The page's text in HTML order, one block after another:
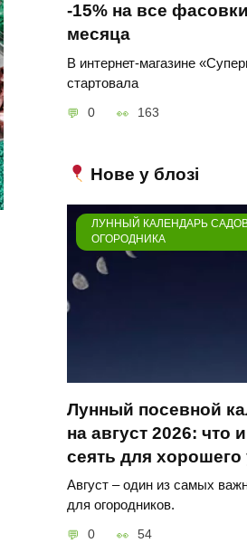
-15% на все
месяца
В интернет-магазине
стартовала
0 163
Нове у блозі
ЛУННЫЙ КАЛЕНДАРЬ
ОГОРОДНИКА
Лунный посевной
на август 2026: что
сеять для хорошего
Август – один из самых
для огородников.
0 54